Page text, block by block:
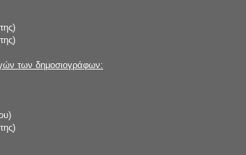
των δημοσιογράφων: